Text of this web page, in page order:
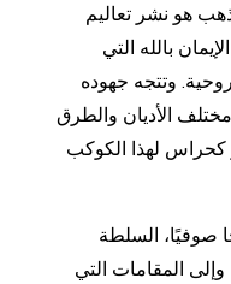
هو نشر تعاليم
بالله التي
وتتجه جهوده
الأديان والطرق
كحراس لهذا الكوكب
صوفيًا، السلطة
وإلى المقامات التي